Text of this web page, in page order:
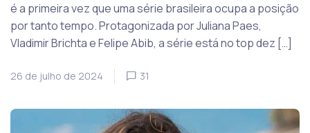
é a primeira vez que uma série brasileira ocupa a posição
por tanto tempo. Protagonizada por Juliana Paes,
Vladimir Brichta e Felipe Abib, a série está no top dez […]
26 de julho de 2024 31